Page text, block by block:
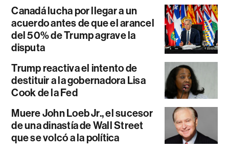
Canadá lucha por llegar a un
acuerdo antes de que el arancel
del 50% de Trump agrave la
disputa
Trump reactiva el intento de
destituir a la gobernadora Lisa
Cook de la Fed
Muere John Loeb Jr., el sucesor
de una dinastía de Wall Street
que se volcó a la política